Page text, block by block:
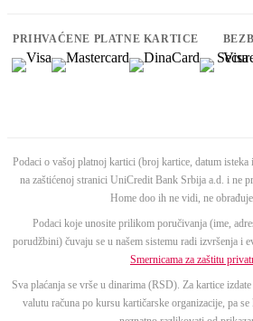
PRIHVAĆENE PLATNE KARTICE
Podaci o vašoj platnoj kartici (broj kartice, datum
na zaštićenoj stranici UniCredit Bank Srbija a.d. i ne
Home doo ih ne vidi, ne
Podaci koje unosite prilikom poručivanja (ime,
porudžbini) čuvaju se u našem sistemu radi izvršenja i
Smernicama za zaštitu
Sva plaćanja se vrše u dinarima (RSD). Za kartice
valutu računa po kursu kartičarske organizacije, pa se